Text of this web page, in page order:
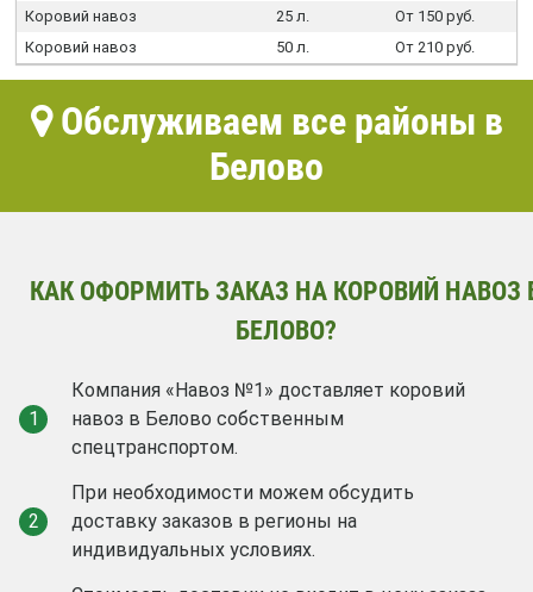
Коровий навоз
25 л.
От 150 руб.
Коровий навоз
50 л. От 210 руб.
Обслуживаем все районы в
Белово
КАК ОФОРМИТЬ ЗАКАЗ НА КОРОВИЙ НАВОЗ
БЕЛОВО?
1
Компания «Навоз №1» доставляет коровий
навоз в Белово собственным
спецтранспортом.
2
При необходимости можем обсудить
доставку заказов в регионы на
индивидуальных условиях.